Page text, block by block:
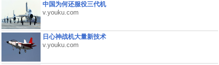
中国为何还服役三代机
v.youku.com
日心神战机大量新技术
v.youku.com